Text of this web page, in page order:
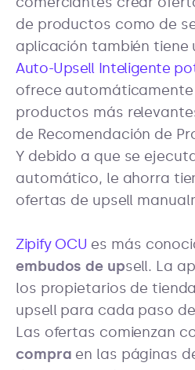
de productos como de
aplicación también tiene
Auto-Upsell Inteligente
ofrece
productos más
de Recomendación de
Y debido a que se
automático, le ahorra
ofertas de upsell
Zipify OCU es más
embudos de upsell. La
los propietarios de
upsell para cada paso
Las ofertas comienzan
compra en las páginas